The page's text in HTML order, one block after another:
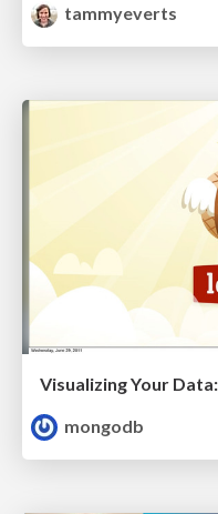
tammyeverts
mongodb